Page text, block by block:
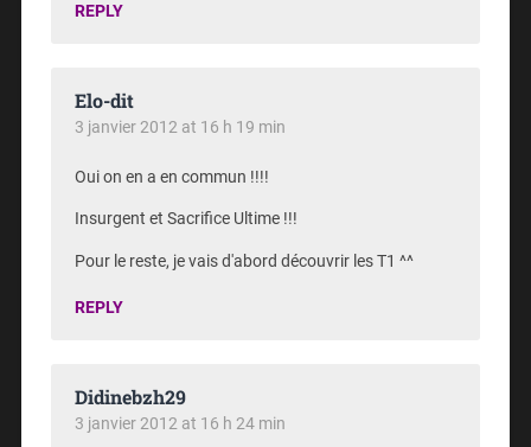
REPLY
Elo-dit
3 janvier 2012 at 16 h 19 min
Oui on en a en commun !!!!
Insurgent et Sacrifice Ultime !!!
Pour le reste, je vais d'abord découvrir les T1 ^^
REPLY
Didinebzh29
3 janvier 2012 at 16 h 24 min